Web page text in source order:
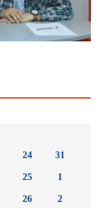
24
25
26
31
1
2